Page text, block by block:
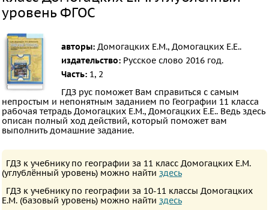
8
9
10
11
ПРЕДМЕТЫ
Все
предметы
Математика
Английский
язык
язык
уровень ФГОС
авторы: Домогацких Е.М., Домогацких Е.Е..
издательство: Русское слово 2016 год.
Часть:1, 2
ГДЗ рус поможет Вам справиться с самым
непростым и непонятным заданием по Географии 11 класса
рабочая тетрадь Домогацких Е.М., Домогацких Е.Е.. Ведь здесь
описан полный ход действий, который поможет вам
выполнить домашние задание.
ГДЗ к учебнику по географии за 11 класс Домогацких Е.М.
(углублённый уровень) можно найти здесь
ГДЗ к учебнику по географии за 10-11 классы Домогацких
Е.М. (базовый уровень) можно найти здесь